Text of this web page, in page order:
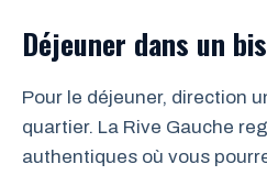
Déjeuner dans un
Pour le déjeuner, direction
quartier. La Rive Gauche
authentiques où vous